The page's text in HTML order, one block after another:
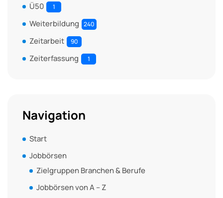
Ü50 1
Weiterbildung 240
Zeitarbeit 90
Zeiterfassung 1
Navigation
Start
Jobbörsen
Zielgruppen Branchen & Berufe
Jobbörsen von A – Z